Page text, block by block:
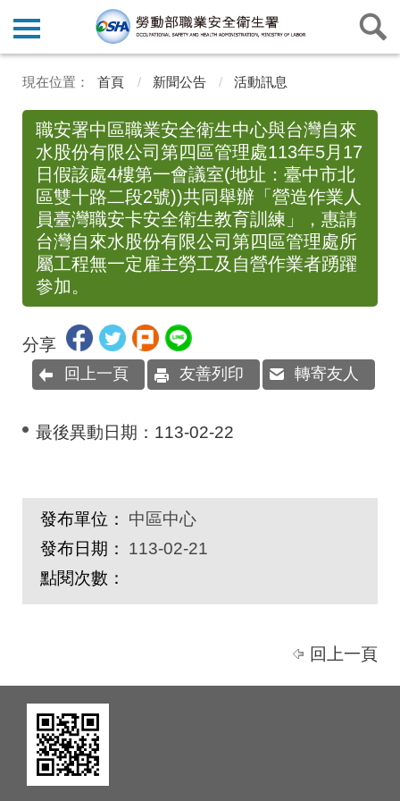
首頁 新聞公告 活動訊息
職安署中區職業安全衛生中心與台灣自來
水股份有限公司第四區管理處113年5月17
日假該處4樓第一會議室(地址：臺中市北
區雙十路二段2號))共同舉辦「營造作業人
員臺灣職安卡安全衛生教育訓練」，惠請
台灣自來水股份有限公司第四區管理處所
屬工程無一定雇主勞工及自營作業者踴躍
參加。
分享
回上一頁 友善列印 轉寄友人
最後異動日期： 113-02-22
發布單位：
中區中心
發布日期：
113-02-21
點閱次數：
回上一頁